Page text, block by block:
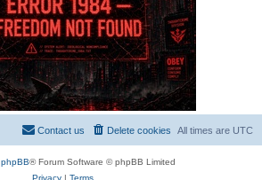
All times are UTC
Delete cookies
Contact us
phpBB® Forum Software © phpBB Limited